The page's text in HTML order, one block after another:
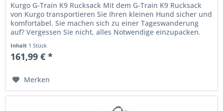
Kurgo G-Train K9 Rucksack Mit dem G-Train K9 Rucksack
von Kurgo transportieren Sie Ihren kleinen Hund sicher und
komfortabel. Sie machen sich zu einer Tageswanderung
auf? Vergessen Sie nicht, alles Notwendige einzupacken.
Inhalt 1 Stück
161,99 € *
Merken